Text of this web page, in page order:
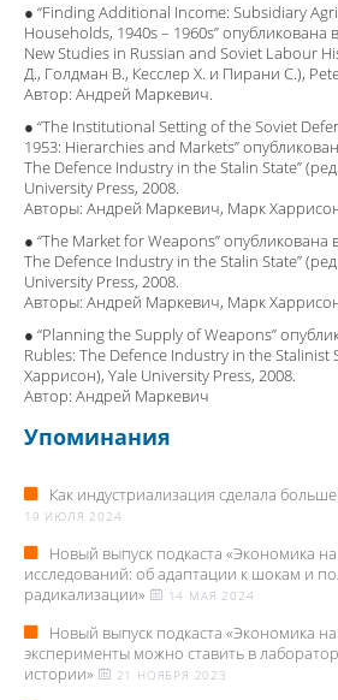
● “Finding Additional Income: Subsidiary
Households, 1940s – 1960s” опубликована
New Studies in Russian and Soviet Labour
Д., Голдман В., Кесслер Х. и Пирани С.),
Автор: Андрей Маркевич.
● “The Institutional Setting of the Soviet
1953: Hierarchies and Markets”
The Defence Industry in the Stalin State”
University Press, 2008.
Авторы: Андрей Маркевич, Марк
● “The Market for Weapons” опубликована
The Defence Industry in the Stalin State”
University Press, 2008.
Авторы: Андрей Маркевич, Марк
● “Planning the Supply of Weapons”
Rubles: The Defence Industry in the Stalinist
Харрисон), Yale University Press, 2008.
Автор: Андрей Маркевич
Упоминания
Как индустриализация сделала
19 ИЮЛЯ 2024
Новый выпуск подкаста «Экономика на
исследований: об адаптации к шокам и
радикализации»
14 МАЯ 2024
Новый выпуск подкаста «Экономика на
эксперименты можно ставить в
истории»
21 НОЯБРЯ 2023